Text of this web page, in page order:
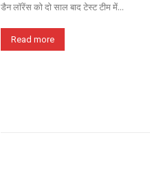
डैन लॉरेंस को दो साल बाद टेस्ट टीम में...
Read more